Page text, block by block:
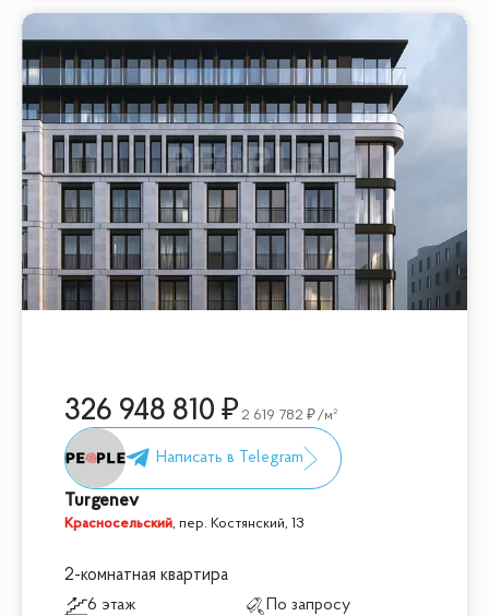
326 948 810 2 619 782 /м²
Turgenev
Красносельский,пер. Костянский, 13
2-комнатная квартира
6 этаж
По запросу